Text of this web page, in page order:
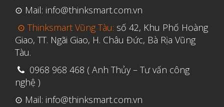
Tháng Năm 2019
Tháng Tư 2019
Tháng Ba 2019
Aerospace
⊙ Mail: info@thinksmart.com.vn
⊙ Thinksmart Vũng Tàu: số 42, Khu Phố Hoàng
Giao, TT. Ngãi Giao, H. Châu Đức, Bà Rịa Vũng
Tàu.
0968 968 468 ( Anh Thủy – Tư vấn công
nghệ )
⊙ Mail: info@thinksmart.com.vn